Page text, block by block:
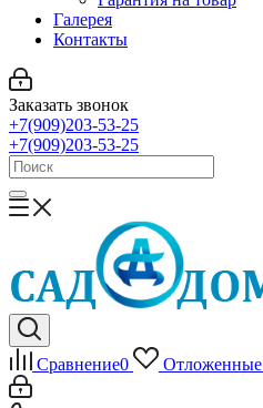
Галерея
Контакты
Заказать звонок
+7(909)203-53-25
+7(909)203-53-25
Сравнение0 Отложенные